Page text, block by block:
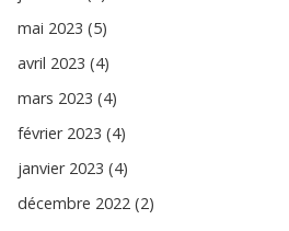
mai 2023 (5)
avril 2023 (4)
mars 2023 (4)
février 2023 (4)
janvier 2023 (4)
décembre 2022 (2)